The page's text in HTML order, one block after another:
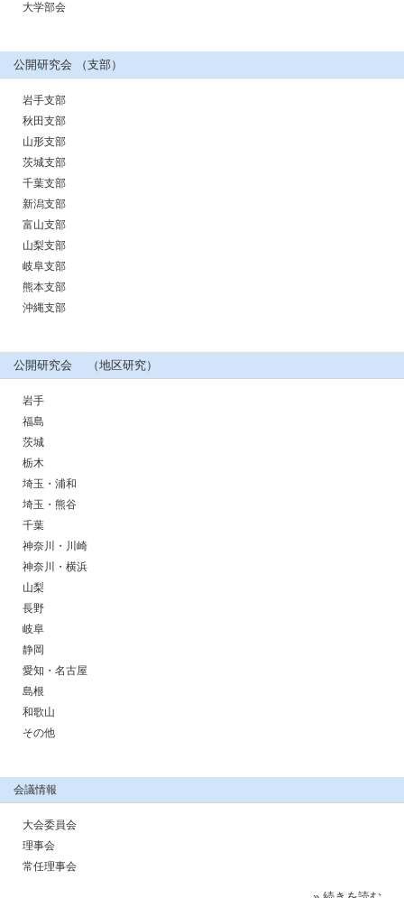
大学部会
公開研究会 （支部）
岩手支部
秋田支部
山形支部
茨城支部
千葉支部
新潟支部
富山支部
山梨支部
岐阜支部
熊本支部
沖縄支部
公開研究会 （地区研究）
岩手
福島
茨城
栃木
埼玉・浦和
埼玉・熊谷
千葉
神奈川・川崎
神奈川・横浜
山梨
長野
岐阜
静岡
愛知・名古屋
島根
和歌山
その他
会議情報
大会委員会
理事会
常任理事会